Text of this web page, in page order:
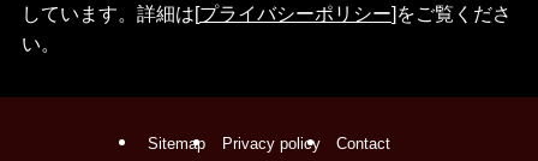
しています。詳細は[プライバシーポリシー]をご覧くださ
い。
Sitemap Privacy policy Contact